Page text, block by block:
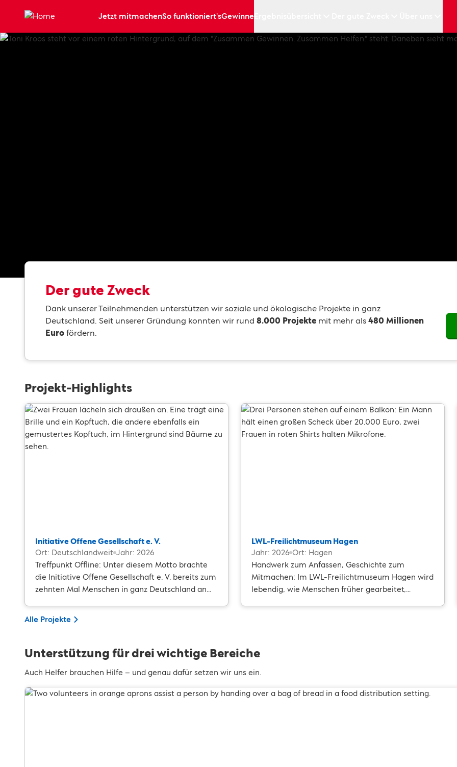
Zum Hauptinhalt springen
Jetzt mitmachenSo funktioniert'sGewinne
Der gute Zweck
Dank unserer Teilnehmenden unterstützen wir soziale und ökologische Projekte in ganz
Deutschland. Seit unserer Gründung konnten wir rund 8.000 Projekte mit mehr als 480 Millionen
Euro fördern.
Projekt-Highlights
Initiative Offene Gesellschaft e. V.
Ort: Deutschlandweit Jahr: 2026
Treffpunkt Offline: Unter diesem Motto brachte
die Initiative Offene Gesellschaft e. V. bereits zum
zehnten Mal Menschen in ganz Deutschland an
LWL-Freilichtmuseum Hagen
Jahr: 2026 Ort: Hagen
Handwerk zum Anfassen, Geschichte zum
Mitmachen: Im LWL-Freilichtmuseum Hagen wird
lebendig, wie Menschen früher gearbeitet,
Alle Projekte
Unterstützung für drei wichtige Bereiche
Auch Helfer brauchen Hilfe – und genau dafür setzen wir uns ein.